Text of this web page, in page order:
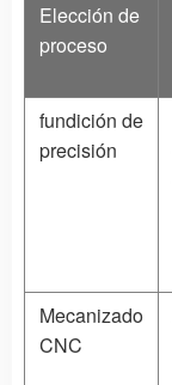
Elección de
proceso
fundición de
precisión
Mecanizado
CNC